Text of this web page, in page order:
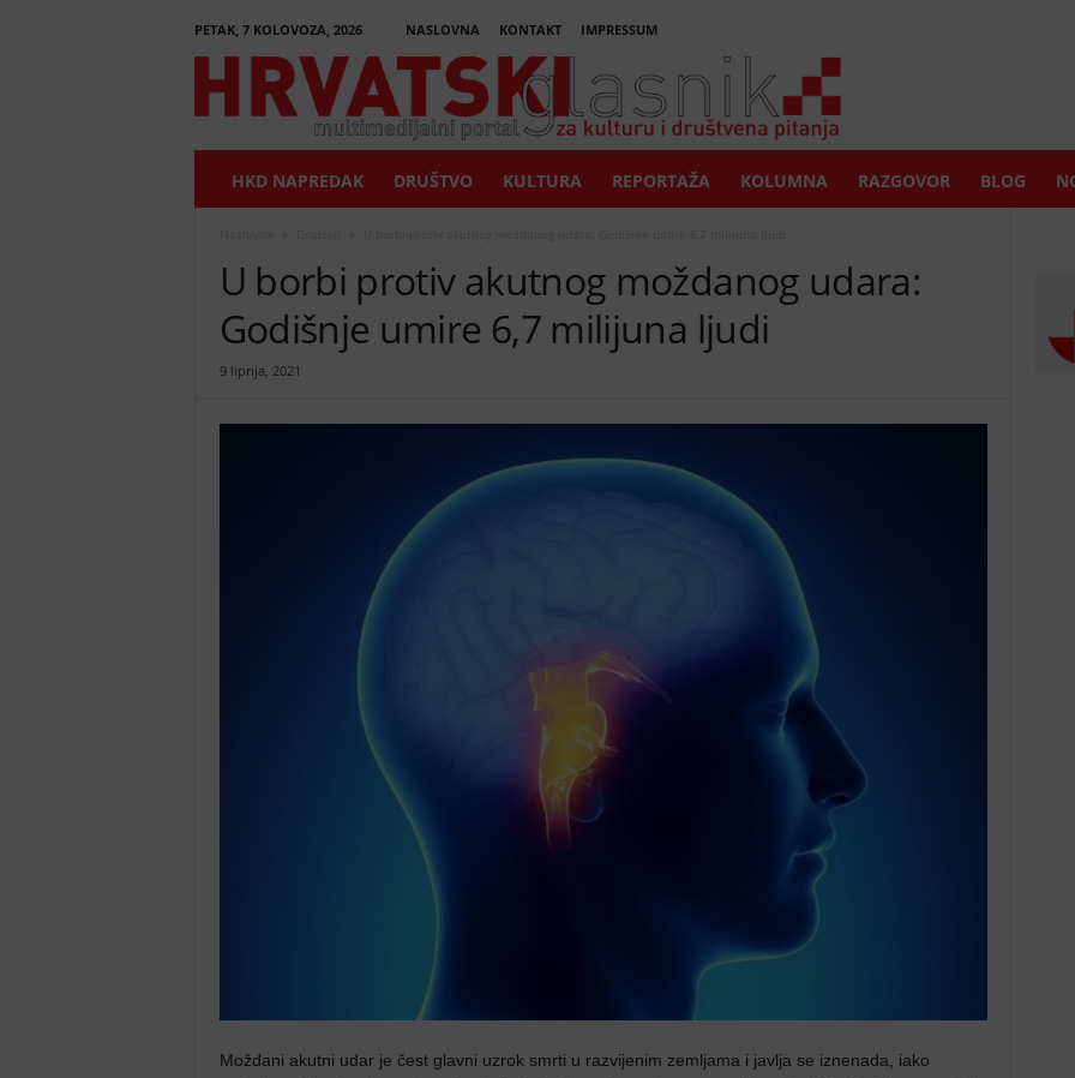
PETAK, 7 KOLOVOZA, 2026 NASLOVNA KONTAKT
IMPRESSUM
H
k
HKD NAPREDAK DRUŠTVO KULTURA REPORTAŽA KOLUMNA RAZGOVOR BLOG
U borbi protiv akutnog moždanog udara:
Godišnje umire 6,7 milijuna ljudi
9 lipnja, 2021
Moždani akutni udar je čest glavni uzrok smrti u razvijenim zemljama i javlja se iznenada, iako